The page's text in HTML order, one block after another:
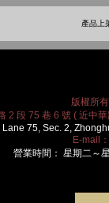
產品上
版權所
2 段 75 巷 6 號 ( 近中
Lane 75, Sec. 2,
E-mail：
營業時間： 星期二～